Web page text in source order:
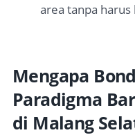
area tanpa
Mengapa
Paradigma
di Malang